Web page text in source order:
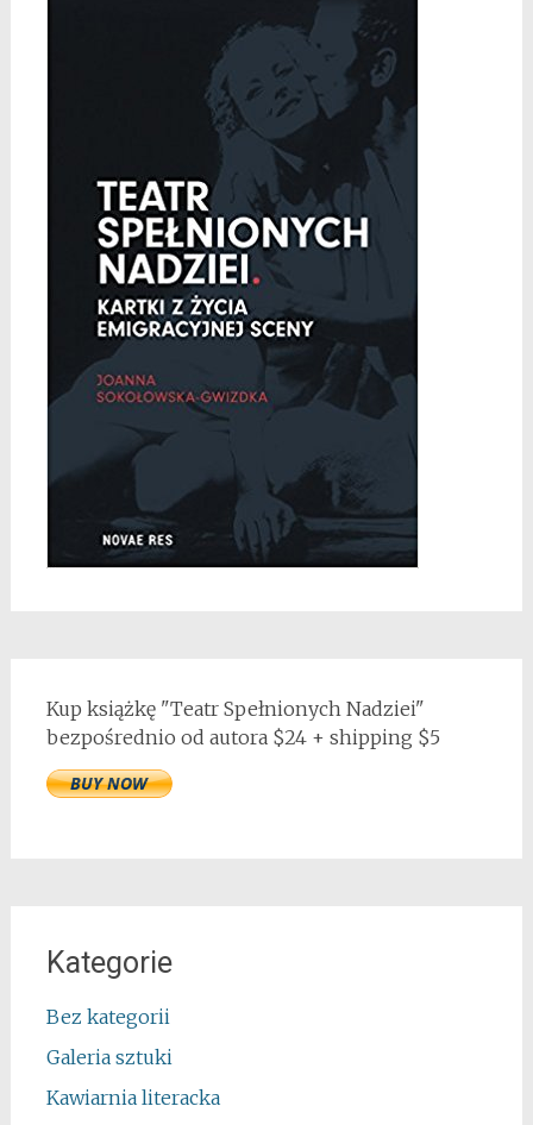
Kup książkę "Teatr Spełnionych Nadziei"
bezpośrednio od autora $24 + shipping $5
Kategorie
Bez kategorii
Galeria sztuki
Kawiarnia literacka